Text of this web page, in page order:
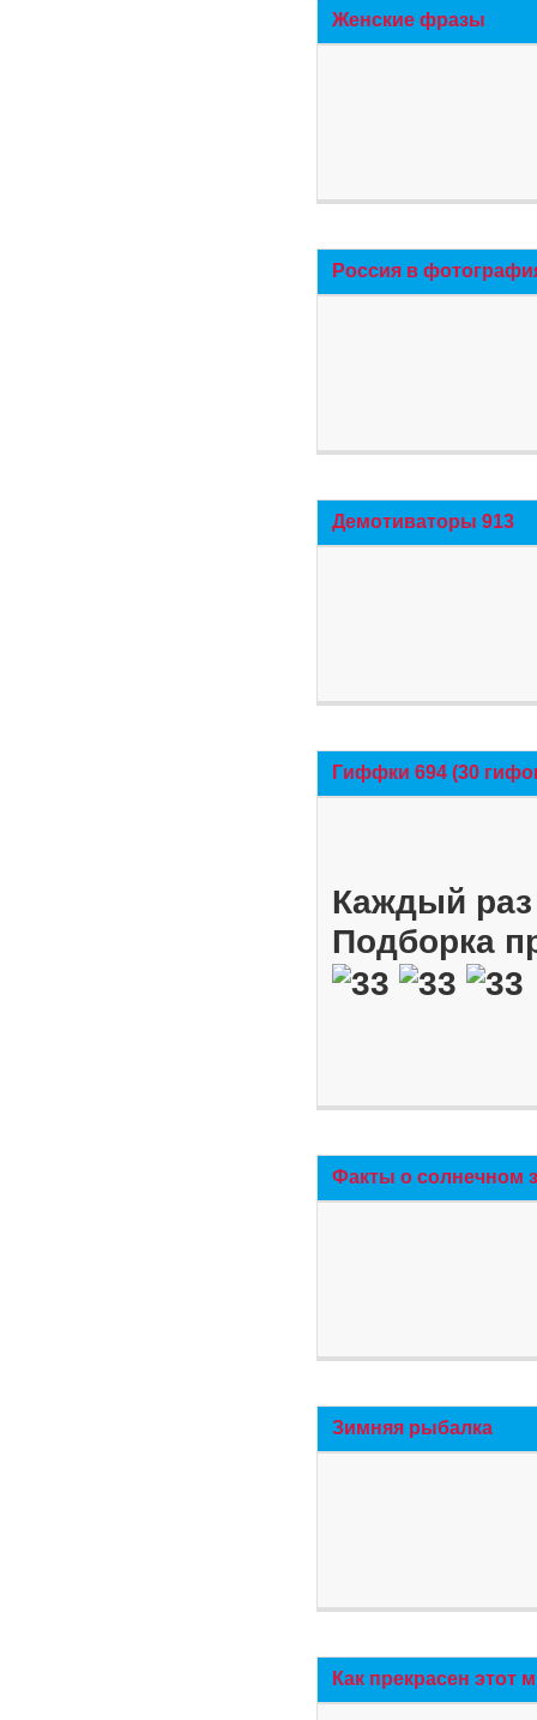
Женские фразы
Россия в
Демотиваторы 913
Гиффки 694 (30
Каждый
Подборка
Факты о солнечном
Зимняя рыбалка
Как прекрасен этот